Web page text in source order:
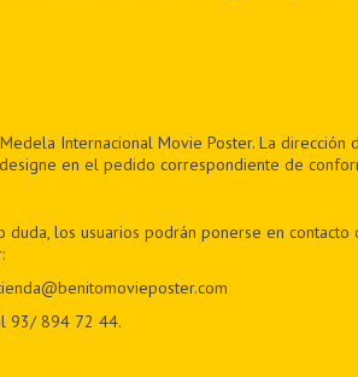
Internacional Movie Poster. La dirección
en el pedido correspondiente de
los usuarios podrán ponerse en
93/ 894 72 44.